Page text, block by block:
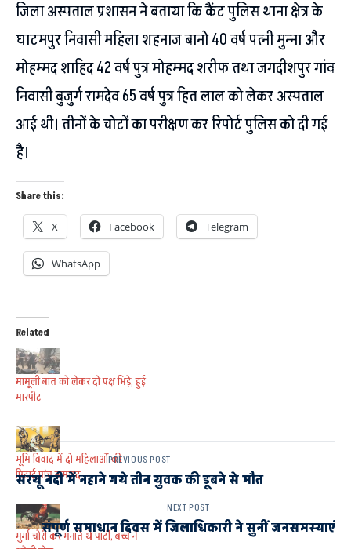
जिला अस्पताल प्रशासन ने बताया कि कैंट पुलिस थाना क्षेत्र के
घाटमपुर निवासी महिला शहनाज बानो 40 वर्ष पत्नी मुन्ना और
मोहम्मद शाहिद 42 वर्ष पुत्र मोहम्मद शरीफ तथा जगदीशपुर गांव
निवासी बुजुर्ग रामदेव 65 वर्ष पुत्र हित लाल को लेकर अस्पताल
आई थी। तीनों के चोटों का परीक्षण कर रिपोर्ट पुलिस को दी गई
है।
Share this:
X Facebook Telegram
WhatsApp
Related
मामूली बात को लेकर दो पक्ष भिड़े, हुई
मारपीट
भूमि विवाद में दो महिलाओं की
पिटाई,पांच नामजद
मुर्गा चोरी कर मनाते थे पार्टी, बच्चे ने
PREVIOUS POST
सरयू नदी में नहाने गये तीन युवक की डूबने से मौत
NEXT POST
संपूर्ण समाधान दिवस में जिलाधिकारी ने सुनीं जनसमस्याएं